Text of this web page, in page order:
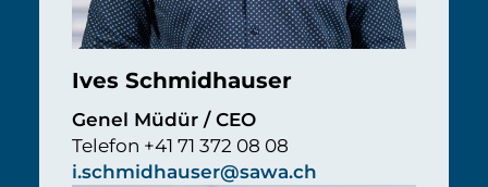
Ives Schmidhauser
Genel Müdür / CEO
Telefon +41 71 372 08 08
i.schmidhauser@sawa.ch